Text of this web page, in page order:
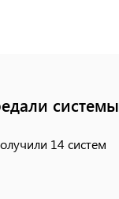
системы
14 систем